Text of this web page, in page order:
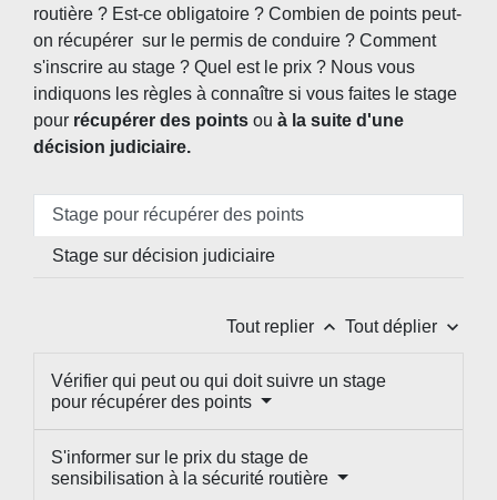
routière ? Est-ce obligatoire ? Combien de points peut-
on récupérer sur le permis de conduire ? Comment
s'inscrire au stage ? Quel est le prix ? Nous vous
indiquons les règles à connaître si vous faites le stage
pour récupérer des points ou à la suite d'une
décision judiciaire.
Stage pour récupérer des points
Stage sur décision judiciaire
Tout replier keyboard_arrow_up Tout déplier keyboard_arrow_down
Vérifier qui peut ou qui doit suivre un stage
pour récupérer des points
S'informer sur le prix du stage de
sensibilisation à la sécurité routière